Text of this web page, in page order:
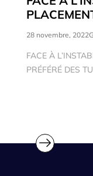
28 novembre, 2022
FACE À
PRÉFÉRÉ DES